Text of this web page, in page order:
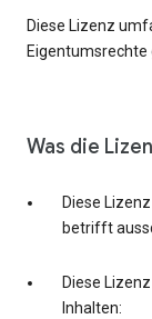
Diese Lizenz
Was die
Diese
betrifft
Diese
Inhalten: